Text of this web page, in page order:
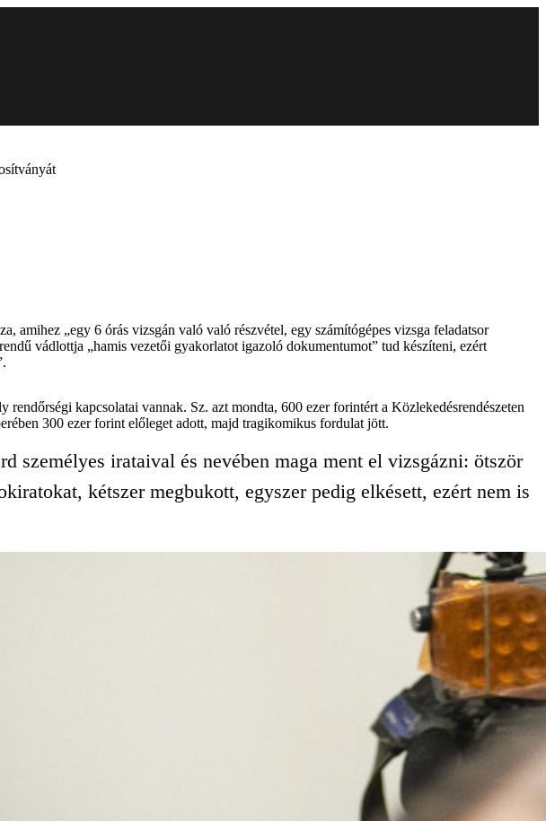
amihez „egy 6 órás vizsgán való való részvétel, egy számítógépes vizsga feladatsor
vádlottja „hamis vezetői gyakorlatot igazoló dokumentumot” tud készíteni, ezért
kapcsolatai vannak. Sz. azt mondta, 600 ezer forintért a Közlekedésrendészeten
300 ezer forint előleget adott, majd tragikomikus fordulat jött.
irataival és nevében maga ment el vizsgázni: ötször
kétszer megbukott, egyszer pedig elkésett, ezért nem is